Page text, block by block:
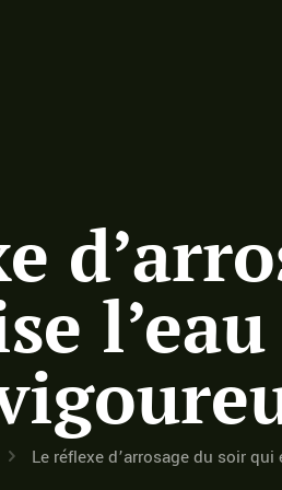
Le réflexe d’arrosage du soir